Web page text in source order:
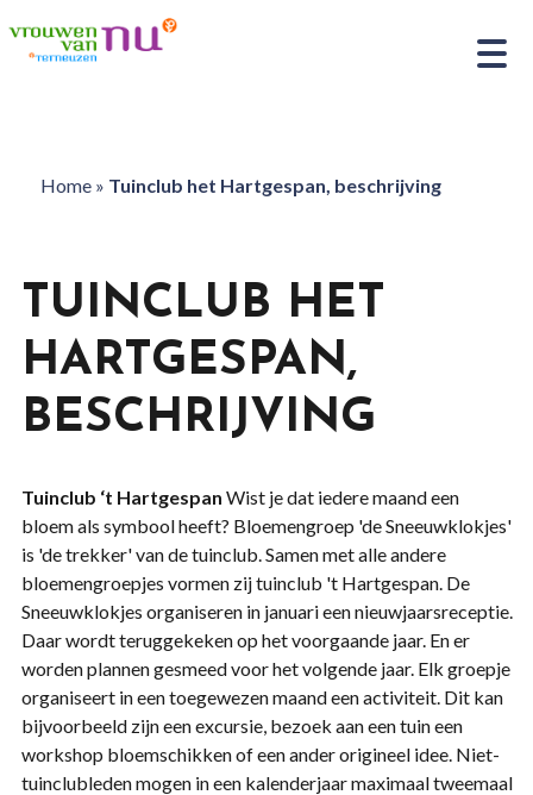
Home» Tuinclub het Hartgespan, beschrijving
TUINCLUB HET
HARTGESPAN,
BESCHRIJVING
Tuinclub ‘t Hartgespan Wist je dat iedere maand een
bloem als symbool heeft? Bloemengroep 'de Sneeuwklokjes'
is 'de trekker' van de tuinclub. Samen met alle andere
bloemengroepjes vormen zij tuinclub 't Hartgespan. De
Sneeuwklokjes organiseren in januari een nieuwjaarsreceptie.
Daar wordt teruggekeken op het voorgaande jaar. En er
worden plannen gesmeed voor het volgende jaar. Elk groepje
organiseert in een toegewezen maand een activiteit. Dit kan
bijvoorbeeld zijn een excursie, bezoek aan een tuin een
workshop bloemschikken of een ander origineel idee. Niet-
tuinclubleden mogen in een kalenderjaar maximaal tweemaal